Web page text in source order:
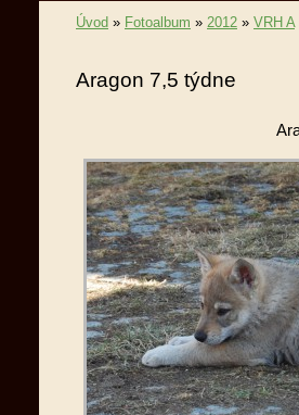
Úvod » Fotoalbum » 2012 » VRH A
Aragon 7,5 týdne